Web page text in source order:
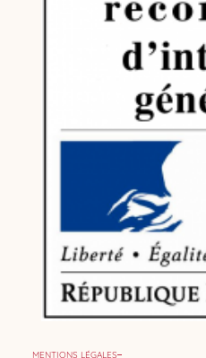
MENTIONS LÉGALES